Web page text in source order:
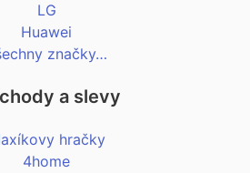
LG
Huawei
značky…
a slevy
hračky
4home